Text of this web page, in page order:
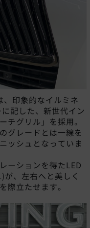
印象的なイルミネ
配した、新世代イン
チグリル」を採用。
グレードとは一線を
ッシュとなっていま
ーションを得たLED
、左右へと美しく
際立たせます。